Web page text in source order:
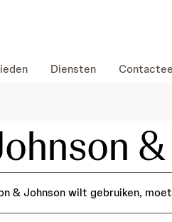
Diensten
& Johnson wilt gebruiken,